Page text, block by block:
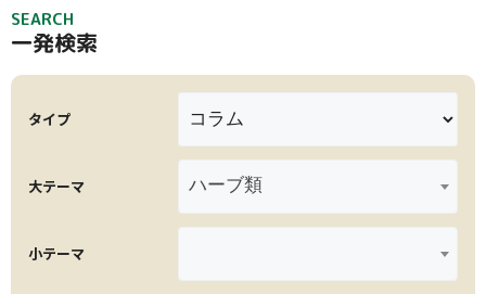
SEARCH
一発検索
タイプ
大テーマ ハーブ類
小テーマ